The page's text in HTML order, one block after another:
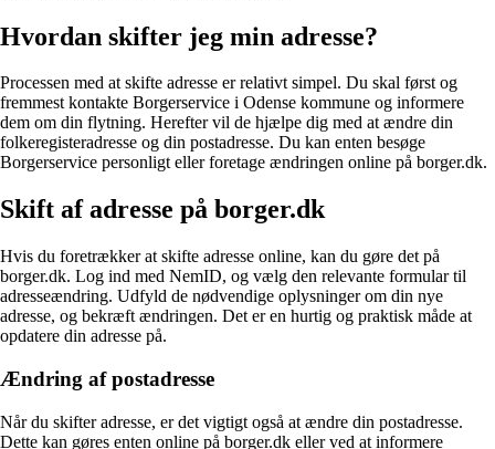
Hvordan skifter jeg min adresse?
Processen med at skifte adresse er relativt simpel. Du skal først og
fremmest kontakte Borgerservice i Odense kommune og informere
dem om din flytning. Herefter vil de hjælpe dig med at ændre din
folkeregisteradresse og din postadresse. Du kan enten besøge
Borgerservice personligt eller foretage ændringen online på borger.dk.
Skift af adresse på borger.dk
Hvis du foretrækker at skifte adresse online, kan du gøre det på
borger.dk. Log ind med NemID, og vælg den relevante formular til
adresseændring. Udfyld de nødvendige oplysninger om din nye
adresse, og bekræft ændringen. Det er en hurtig og praktisk måde at
opdatere din adresse på.
Ændring af postadresse
Når du skifter adresse, er det vigtigt også at ændre din postadresse.
Dette kan gøres enten online på borger.dk eller ved at informere